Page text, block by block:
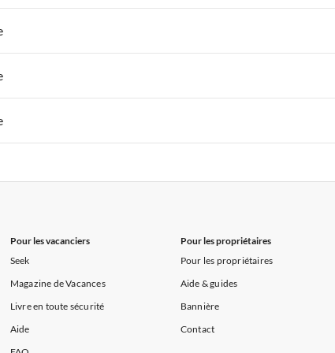
de Vacances à la Normandie Appartements de Vacances à Sud de
de Vacances à Paris-Ile de France
de Vacances à la Normandie Appartements de Vacances à Sud de
de Vacances à Paris-Ile de France
de Vacances à la Normandie Appartements de Vacances à Sud de
de Vacances à Paris-Ile de France
de Vacances à la Normandie Appartements de Vacances à Sud de
Pour les vacanciers
Seek
Magazine de Vacances
Livre en toute sécurité
Aide
Pour les propriétaires
Pour les propriétaires
Aide & guides
Bannière
Contact